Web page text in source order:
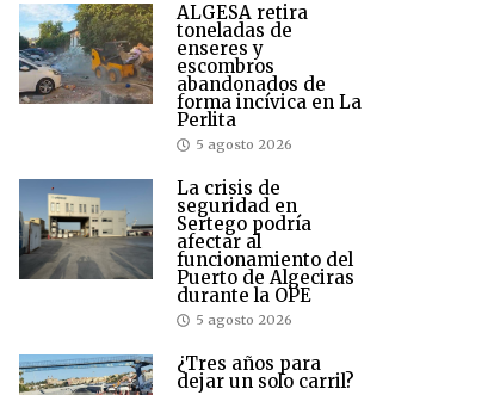
ALGESA retira
toneladas de
enseres y
escombros
abandonados de
forma incívica en La
Perlita
5 agosto 2026
La crisis de
seguridad en
Sertego podría
afectar al
funcionamiento del
Puerto de Algeciras
durante la OPE
5 agosto 2026
¿Tres años para
dejar un solo carril?